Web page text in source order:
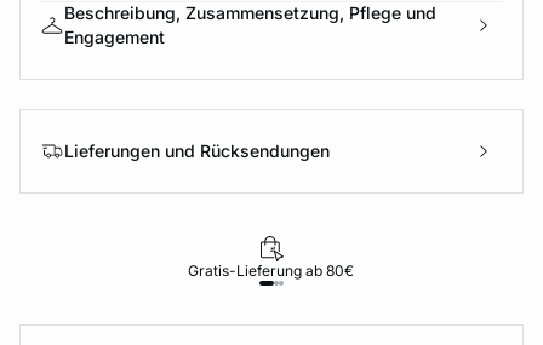
Beschreibung, Zusammensetzung, Pflege und
Engagement
Lieferungen und Rücksendungen
Gratis-Lieferung ab 80€